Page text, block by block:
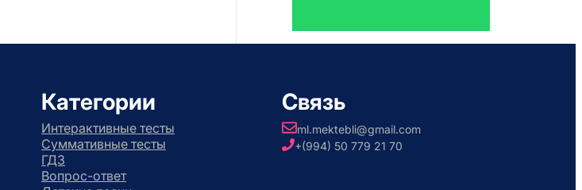
Категории
Интерактивные тесты
Суммативные тесты
ГДЗ
Вопрос-ответ
Связь
ml.mektebli@gmail.com
+(994) 50 779 21 70